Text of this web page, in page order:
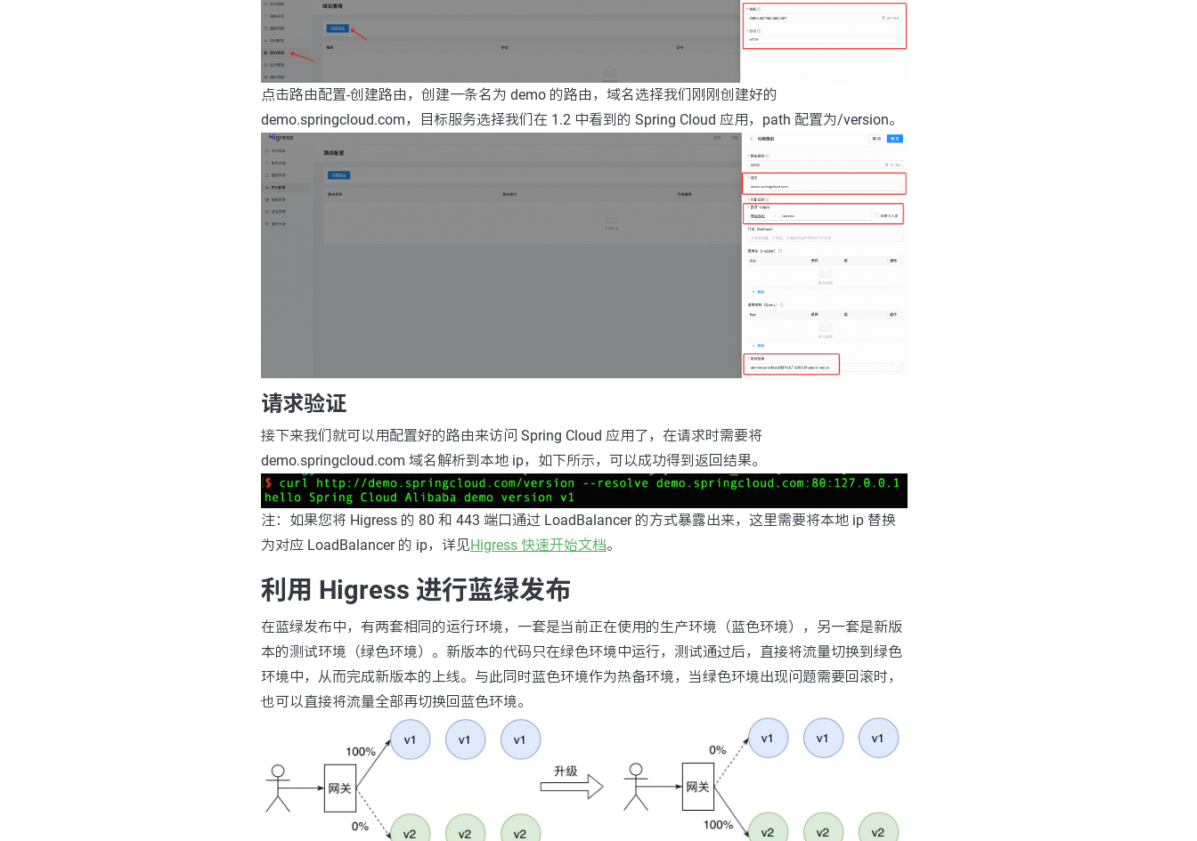
点击路由配置-创建路由，创建一条名为 demo 的路由，域名选择我们刚刚创建好的
demo.springcloud.com，目标服务选择我们在 1.2 中看到的 Spring Cloud 应用，path 配置为/version。
请求验证
接下来我们就可以用配置好的路由来访问 Spring Cloud 应用了，在请求时需要将
demo.springcloud.com 域名解析到本地 ip，如下所示，可以成功得到返回结果。
注：如果您将 Higress 的 80 和 443 端口通过 LoadBalancer 的方式暴露出来，这里需要将本地 ip 替换
为对应 LoadBalancer 的 ip，详见Higress 快速开始文档。
利用 Higress 进行蓝绿发布
在蓝绿发布中，有两套相同的运行环境，一套是当前正在使用的生产环境（蓝色环境），另一套是新版
本的测试环境（绿色环境）。新版本的代码只在绿色环境中运行，测试通过后，直接将流量切换到绿色
环境中，从而完成新版本的上线。与此同时蓝色环境作为热备环境，当绿色环境出现问题需要回滚时，
也可以直接将流量全部再切换回蓝色环境。